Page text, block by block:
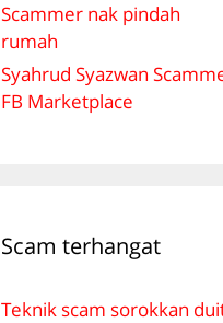
Scammer nak pindah
rumah
Syahrud Syazwan
FB Marketplace
Scam terhangat
Teknik scam sorokkan